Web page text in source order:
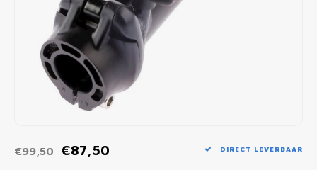
Fietscomputers
Verlichting
Zadeltassen
Vouwfiets Banden
€99,50 €87,50 DIRECT LEVERBAAR